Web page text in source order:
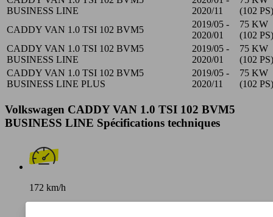
BUSINESS LINE
2020/11
(102 PS)
CADDY VAN 1.0 TSI 102 BVM5
2019/05 -
2020/01
75 KW
(102 PS)
CADDY VAN 1.0 TSI 102 BVM5
BUSINESS LINE
2019/05 -
2020/01
75 KW
(102 PS)
CADDY VAN 1.0 TSI 102 BVM5
BUSINESS LINE PLUS
2019/05 -
2020/11
75 KW
(102 PS)
Volkswagen CADDY VAN 1.0 TSI 102 BVM5
BUSINESS LINE Spécifications techniques
172 km/h